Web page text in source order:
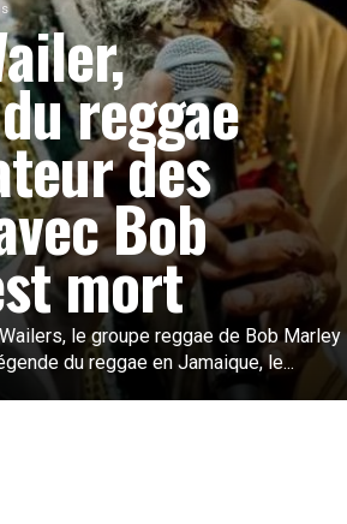
reggae
des
Bob
mort
le groupe reggae de Bob Marley
du reggae en Jamaique, le...